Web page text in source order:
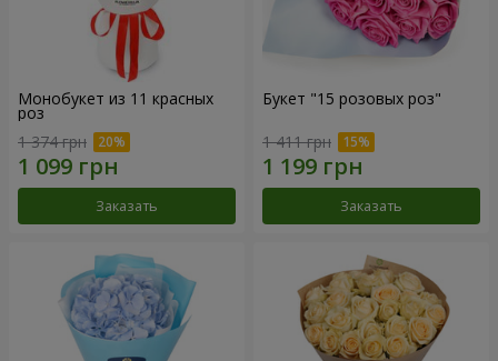
Монобукет из 11 красных
роз
1 374 грн
Заказать
Букет "15 розовых роз"
1 411 грн
Заказать